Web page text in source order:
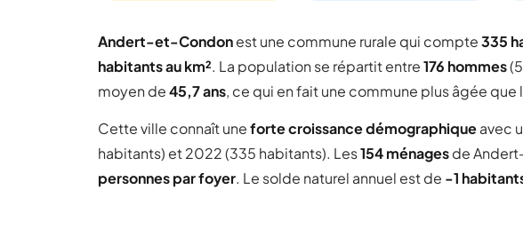
Andert-et-Condonest une commune rurale qui compte335
habitants au km². La population se répartit entre176 hommes
moyen de45,7 ans, ce qui en fait une commune plus âgée que
Cette ville connaît uneforte croissance démographiqueavec
habitants) et 2022 (335 habitants). Les154 ménagesde
personnes par foyer. Le solde naturel annuel est de -1